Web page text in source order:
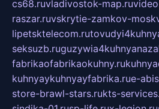
cs68.ruvladivostok-map.ru
raszar.ruvskrytie-zamkov-
lipetsktelecom.ru
seksuzb.ru
fabrikaofabrikaokuhny.ru
kuhnyaykuhnyayfabrika.rue-
store-brawl-stars.rukts-